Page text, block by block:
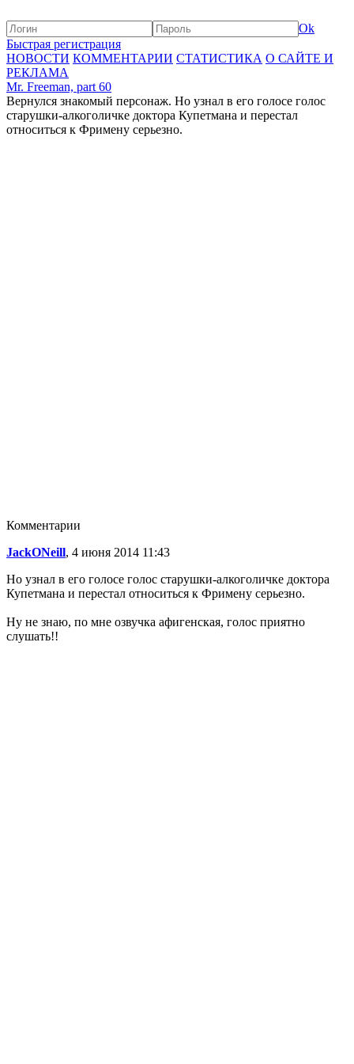
Ok
Быстрая регистрация
НОВОСТИ КОММЕНТАРИИ СТАТИСТИКА О САЙТЕ И
РЕКЛАМА
Mr. Freeman, part 60
Вернулся знакомый персонаж. Но узнал в его голосе голос
старушки-алкоголичке доктора Купетмана и перестал
относиться к Фримену серьезно.
Комментарии
JackONeill, 4 июня 2014 11:43
Но узнал в его голосе голос старушки-алкоголичке доктора
Купетмана и перестал относиться к Фримену серьезно.
Ну не знаю, по мне озвучка афигенская, голос приятно
слушать!!